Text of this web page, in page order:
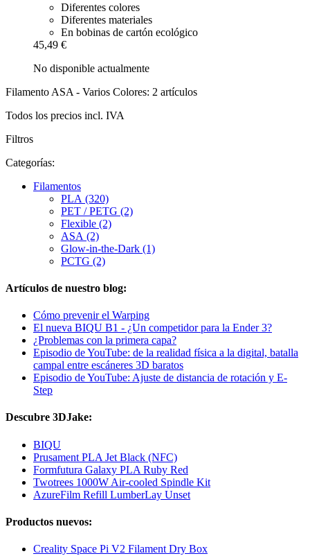
Diferentes colores
Diferentes materiales
En bobinas de cartón ecológico
45,49 €
No disponible actualmente
Filamento ASA - Varios Colores: 2 artículos
Todos los precios incl. IVA
Filtros
Categorías:
Filamentos
PLA (320)
PET / PETG (2)
Flexible (2)
ASA (2)
Glow-in-the-Dark (1)
PCTG (2)
Artículos de nuestro blog:
Cómo prevenir el Warping
El nueva BIQU B1 - ¿Un competidor para la Ender 3?
¿Problemas con la primera capa?
Episodio de YouTube: de la realidad física a la digital, batalla
campal entre escáneres 3D baratos
Episodio de YouTube: Ajuste de distancia de rotación y E-
Step
Descubre 3DJake:
BIQU
Prusament PLA Jet Black (NFC)
Formfutura Galaxy PLA Ruby Red
Twotrees 1000W Air-cooled Spindle Kit
AzureFilm Refill LumberLay Unset
Productos nuevos:
Creality Space Pi V2 Filament Dry Box